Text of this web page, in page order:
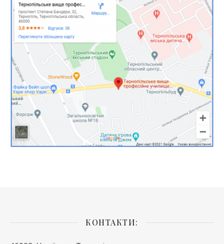
КОНТАКТИ: